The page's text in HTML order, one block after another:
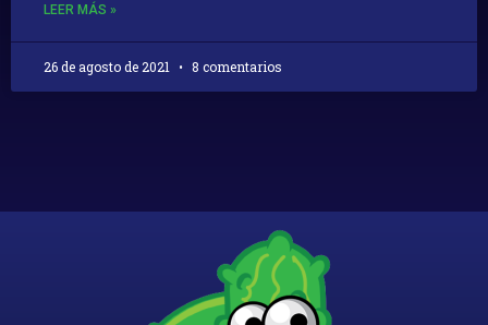
LEER MÁS »
26 de agosto de 2021 8 comentarios